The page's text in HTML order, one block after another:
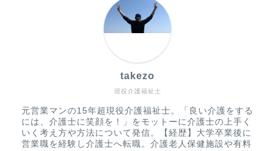
現役介護福祉士
takezo
元営業マンの15年超現役介護福祉士。「良い介護をする
には、介護士に笑顔を！」をモットーに介護士の上手く
いく考え方や方法について発信。【経歴】大学卒業後に
営業職を経験し介護士へ転職。介護老人保健施設や有料